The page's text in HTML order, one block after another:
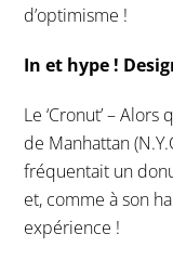
d’optimisme !
In et hype !
Le ‘Cronut’ –
de Manhattan
fréquentait un
et, comme à son
expérience !